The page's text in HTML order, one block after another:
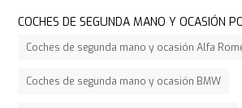
COCHES DE SEGUNDA MANO Y OCASIÓN
Coches de segunda mano y ocasión Alfa
Coches de segunda mano y ocasión BMW